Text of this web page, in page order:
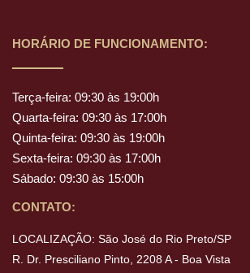
HORÁRIO DE FUNCIONAMENTO:
Terça-feira: 09:30 às 19:00h
Quarta-feira: 09:30 às 17:00h
Quinta-feira: 09:30 às 19:00h
Sexta-feira: 09:30 às 17:00h
Sábado: 09:30 às 15:00h
CONTATO:
LOCALIZAÇÃO: São José do Rio Preto/SP
R. Dr. Presciliano Pinto, 2208 A - Boa Vista